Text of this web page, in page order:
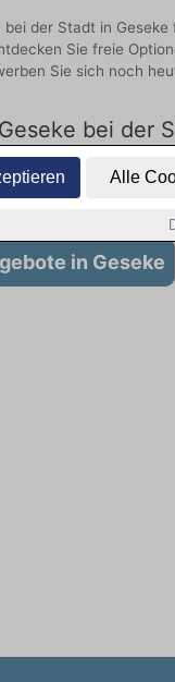
Alle
der Stadt in Geseke
Sie freie
Sie sich noch
bei der
in Geseke